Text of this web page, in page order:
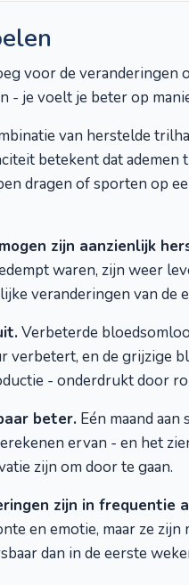
voor de
- je voelt je beter op
van herstelde
betekent dat ademen
dragen of sporten op
zijn aanzienlijk
waren, zijn weer
veranderingen van de
Verbeterde
verbetert, en de grijzige
- onderdrukt door
beter. Eén maand
ervan - en het
zijn om door te gaan.
zijn in frequentie
en emotie, maar ze
dan in de eerste